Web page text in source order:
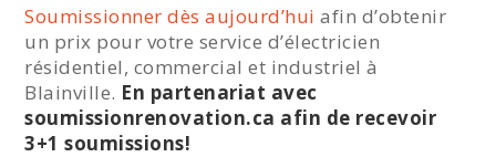
Soumissionner dès aujourd’hui afin d’obtenir
un prix pour votre service d’électricien
résidentiel, commercial et industriel à
Blainville. En partenariat avec
soumissionrenovation.ca afin de recevoir
3+1 soumissions!